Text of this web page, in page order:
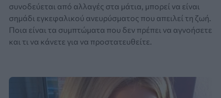
συνοδεύεται από αλλαγές στα μάτια, μπορεί να είναι
σημάδι εγκεφαλικού ανευρύσματος που απειλεί τη ζωή.
Ποια είναι τα συμπτώματα που δεν πρέπει να αγνοήσετε
και τι να κάνετε για να προστατευθείτε.